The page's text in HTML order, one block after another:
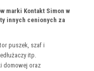
marki Kontakt Simon w
innych cenionych za
puszek, szaf i
itp.
domowej oraz